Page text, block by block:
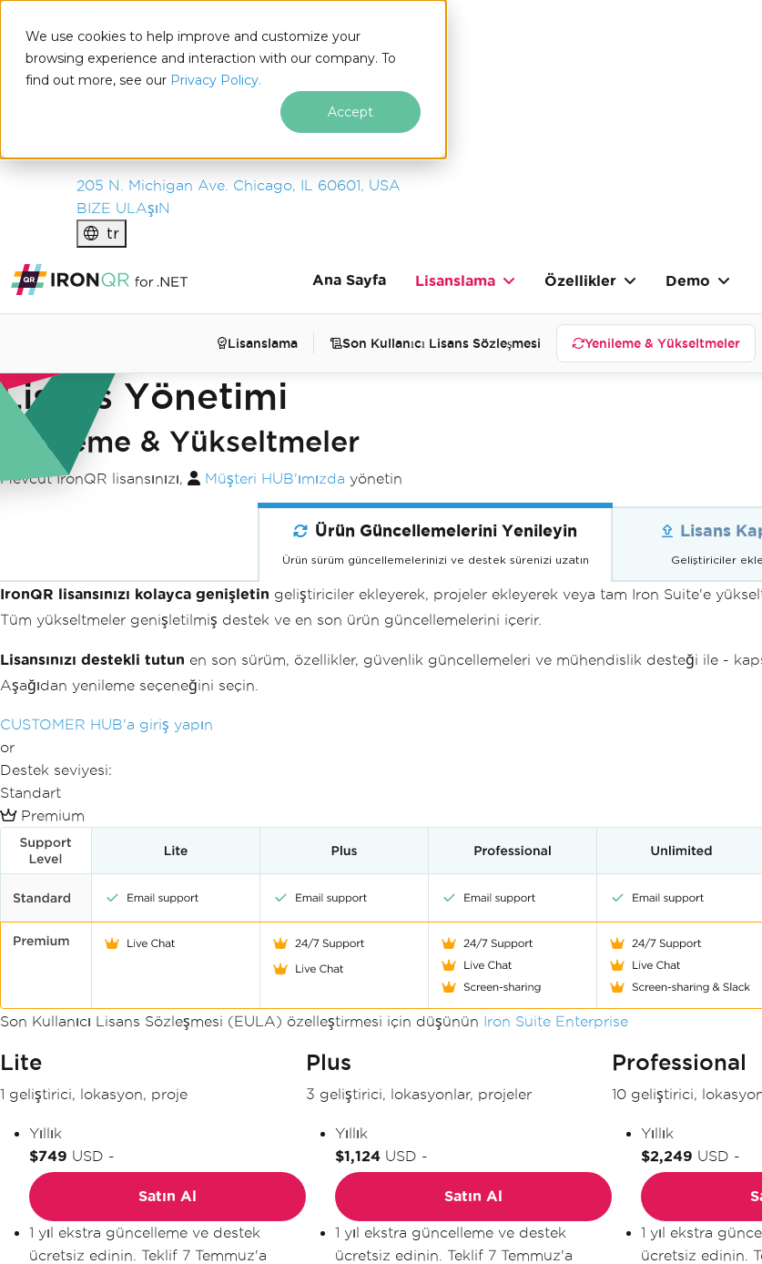
We use cookies to help improve and customize your
browsing experience and interaction with our company. To
find out more, see our Privacy Policy.
Accept
IRONSOFTWARE
ÜRüNLER
KURUM
205 N. Michigan Ave. Chicago, IL 60601, USA
BIZE ULAşıN
tr
Ana Sayfa Lisanslama Özellikler Demo
Lisanslama Son Kullanıcı Lisans Sözleşmesi Yenileme & Yükseltmeler
Altbilgi içeriğine atla
Lisans Yönetimi
Yenileme & Yükseltmeler
Mevcut IronQR lisansınızı, Müşteri HUB'ımızda yönetin
Ürün Güncellemelerini Yenileyin
Ürün sürüm güncellemelerinizi ve destek sürenizi uzatın
Lisans
Geliştiriciler
IronQR lisansınızı kolayca genişletin geliştiriciler ekleyerek, projeler ekleyerek veya tam Iron Suite'e
Tüm yükseltmeler genişletilmiş destek ve en son ürün güncellemelerini içerir.
Lisansınızı destekli tutun en son sürüm, özellikler, güvenlik güncellemeleri ve mühendislik desteği ile -
Aşağıdan yenileme seçeneğini seçin.
CUSTOMER HUB'a giriş yapın
or
Destek seviyesi:
Standart
Premium
Son Kullanıcı Lisans Sözleşmesi (EULA) özelleştirmesi için düşünün Iron Suite Enterprise
Lite
1 geliştirici, lokasyon, proje
Yıllık
$749 USD -
Satın Al
1 yıl ekstra güncelleme ve destek
ücretsiz edinin. Teklif 7 Temmuz'a
Plus
3 geliştirici, lokasyonlar, projeler
Yıllık
$1,124 USD -
Satın Al
1 yıl ekstra güncelleme ve destek
ücretsiz edinin. Teklif 7 Temmuz'a
Professional
10 geliştirici,
Yıllık
$2,249 USD -
1 yıl ekstra
ücretsiz edinin.